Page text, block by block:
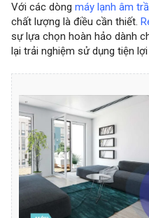
Với các dòng máy lạnh âm
chất lượng là điều cần thiết.
sự lựa chọn hoàn hảo dành
lại trải nghiệm sử dụng tiện